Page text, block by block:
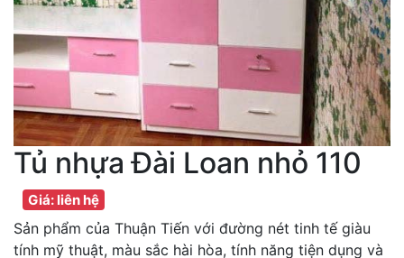
Tủ nhựa Đài Loan nhỏ 110
Giá: liên hệ
Sản phẩm của Thuận Tiến với đường nét tinh tế giàu
tính mỹ thuật, màu sắc hài hòa, tính năng tiện dụng và